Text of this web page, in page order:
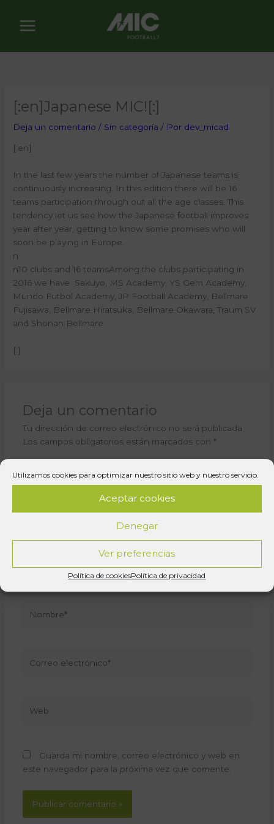
Utilizamos cookies para optimizar nuestro sitio web y nuestro servicio.
Aceptar cookies
Denegar
Ver preferencias
Política de cookiesPolítica de privacidad
contenido
[:en]Japanese MIC![:]
Deja un comentario / Sin categoría / Por dev_micad
[:en]
In the last few years the number of Japanese teams is
continuously increasing. In this edition there will be 16
teams participation through out all the age classes. This
tendency let us see how the Japanese football improves
year after year, getting to know some promises who will
soon be playing in Europe.
n
n10 clubs and 16 teamsAmong the clubs participating in
2016 we have Sakuyo, MS Academy, YS Gem Academy,
Mundo Futbol Academy, JP Football Academy, Bellmare
Fujisawa, Bellmare Hiratsuka, Bellmare Okawara, Traum SV
and Shonan Bellmare.
[:]
Deja un comentario
Tu dirección de correo electrónico no será publicada.
Los campos obligatorios están marcados con *
aquí...
electrónico*
Guarda mi nombre, correo electrónico y web en
este navegador para la próxima vez que comente.